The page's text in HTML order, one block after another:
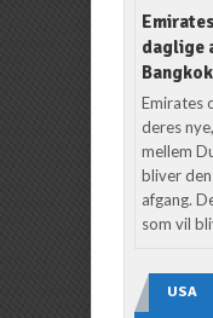
daglige
Bangkok
Emirates
deres
mellem
bliver
afgang.
som vil
USA